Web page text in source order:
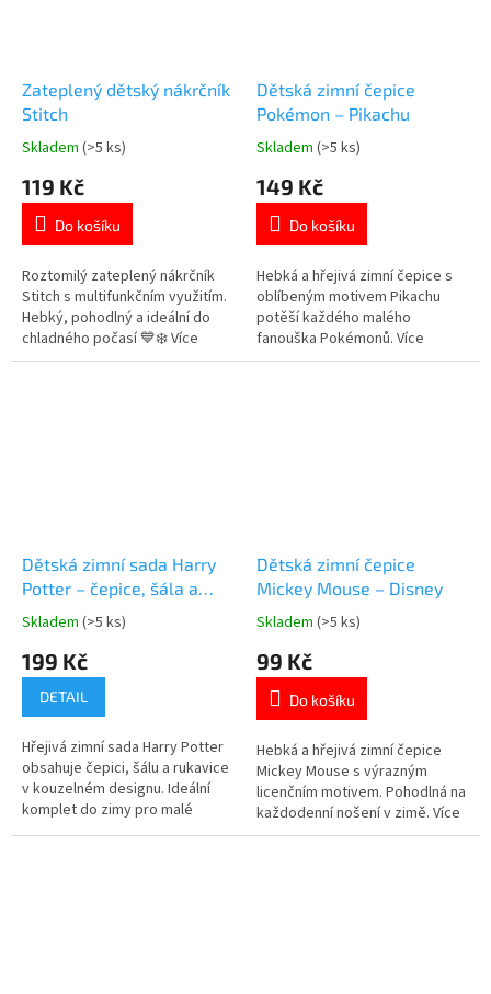
Zateplený dětský nákrčník
Stitch
Průměrné
produktu
5,0
5
hvězdiček.
Skladem (>5 ks)
119 Kč
Do košíku
Roztomilý zateplený nákrčník
Stitch s multifunkčním využitím.
Hebký, pohodlný a ideální do
chladného počasí 💙❄️ Více
produktů s motivem 👉 LILO A
Dětská zimní čepice
Pokémon – Pikachu
Průměrné
produktu
5,0
5
hvězdiček.
Skladem (>5 ks)
149 Kč
Do košíku
Hebká a hřejivá zimní čepice s
oblíbeným motivem Pikachu
potěší každého malého
fanouška Pokémonů. Více
produktů s
Dětská zimní sada Harry
Potter – čepice, šála a
rukavice
Průměrné
produktu
5
hvězdiček.
Skladem (>5 ks)
199 Kč
DETAIL
Hřejivá zimní sada Harry Potter
obsahuje čepici, šálu a rukavice
v kouzelném designu. Ideální
komplet do zimy pro malé
čaroděje. Více produktů s
Dětská zimní čepice
Mickey Mouse – Disney
Průměrné
produktu
5,0
5
hvězdiček.
Skladem (>5 ks)
99 Kč
Do košíku
Hebká a hřejivá zimní čepice
Mickey Mouse s výrazným
licenčním motivem. Pohodlná na
každodenní nošení v zimě. Více
produktů s motivem 👉 MICKEY